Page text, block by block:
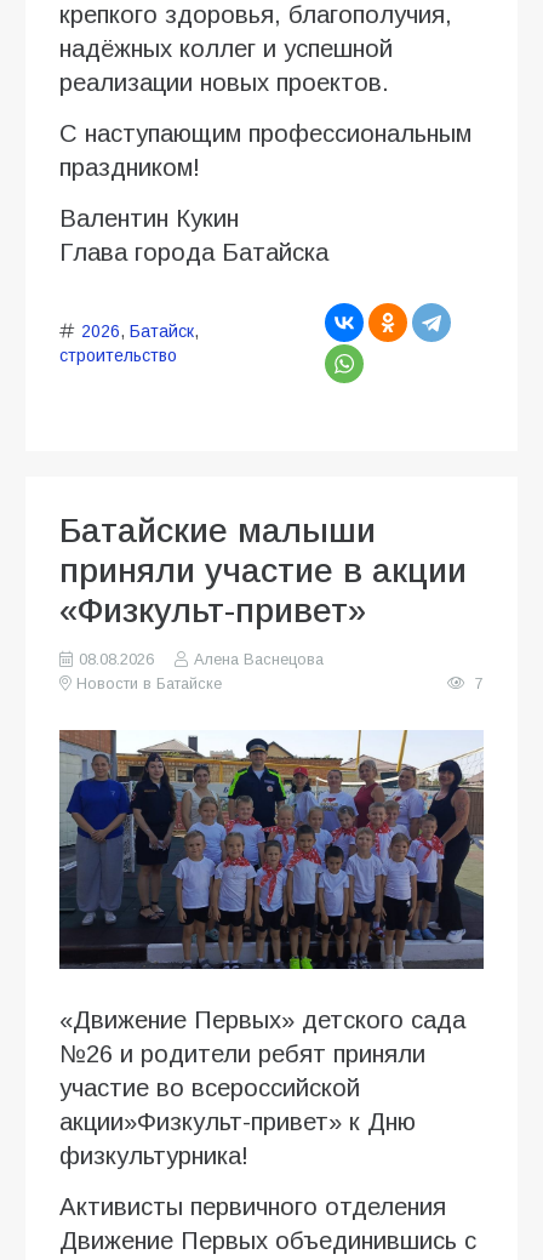
крепкого здоровья, благополучия,
надёжных коллег и успешной
реализации новых проектов.
С наступающим профессиональным
праздником!
Валентин Кукин
Глава города Батайска
2026, Батайск,
строительство
Батайские малыши
приняли участие в акции
«Физкульт-привет»
08.08.2026
Алена Васнецова
Новости в Батайске
7
«Движение Первых» детского сада
№26 и родители ребят приняли
участие во всероссийской
акции»Физкульт-привет» к Дню
физкультурника!
Активисты первичного отделения
Движение Первых объединившись с